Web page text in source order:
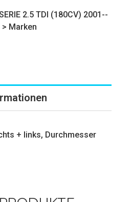
2.5 TDI (180CV) 2001--
> Marken
+ links, Durchmesser